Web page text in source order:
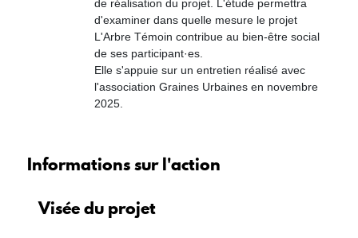
de réalisation du projet. L'étude permettra
d'examiner dans quelle mesure le projet
L'Arbre Témoin contribue au bien-être social
de ses participant·es.
Elle s'appuie sur un entretien réalisé avec
l'association Graines Urbaines en novembre
2025.
Informations sur l'action
Visée du projet